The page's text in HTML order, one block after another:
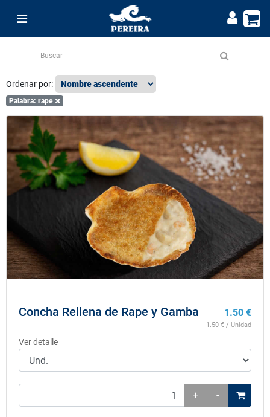
Ordenar por:
Palabra: rape
Concha Rellena de Rape y Gamba 1.50 €
1.50 € / Unidad
Ver detalle
+ -